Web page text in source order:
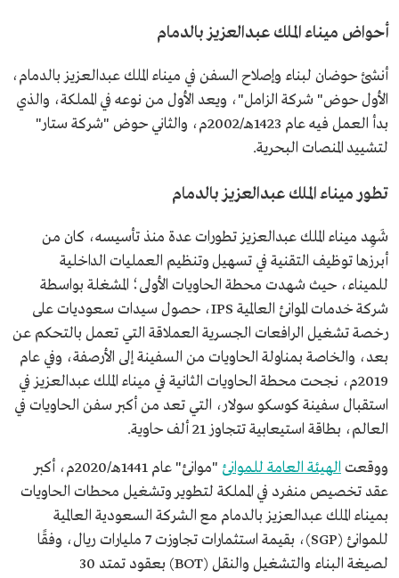
أحواض ميناء الملك عبدالعزيز بالدمام
أنشئ حوضان لبناء وإصلاح السفن في ميناء الملك عبدالعزيز بالدمام،
الأول حوض" شركة الزامل"، ويعد الأول من نوعه في المملكة، والذي
بدأ العمل فيه عام 1423هـ/2002م، والثاني حوض "شركة ستار"
لتشييد المنصات البحرية.
تطور ميناء الملك عبدالعزيز بالدمام
شَهِد ميناء الملك عبدالعزيز تطورات عدة منذ تأسيسه، كان من
أبرزها توظيف التقنية في تسهيل وتنظيم العمليات الداخلية
للميناء، حيث شهدت محطة الحاويات الأولى؛ المشغلة بواسطة
شركة خدمات الموانئ العالمية IPS، حصول سيدات سعوديات على
رخصة تشغيل الرافعات الجسرية العملاقة التي تعمل بالتحكم عن
بعد، والخاصة بمناولة الحاويات من السفينة إلى الأرصفة، وفي عام
2019م، نجحت محطة الحاويات الثانية في ميناء الملك عبدالعزيز في
استقبال سفينة كوسكو سولار، التي تعد من أكبر سفن الحاويات في
العالم، بطاقة استيعابية تتجاوز 21 ألف حاوية.
ووقعت الهيئة العامة للموانئ
"موانئ" عام 1441هـ/2020م، أكبر
عقد تخصيص منفرد في المملكة لتطوير وتشغيل محطات الحاويات
بميناء الملك عبدالعزيز بالدمام مع الشركة السعودية العالمية
للموانئ (SGP)، بقيمة استثمارات تجاوزت 7 مليارات ريال، وفقًا
لصيغة البناء والتشغيل والنقل (BOT) بعقود تمتد 30